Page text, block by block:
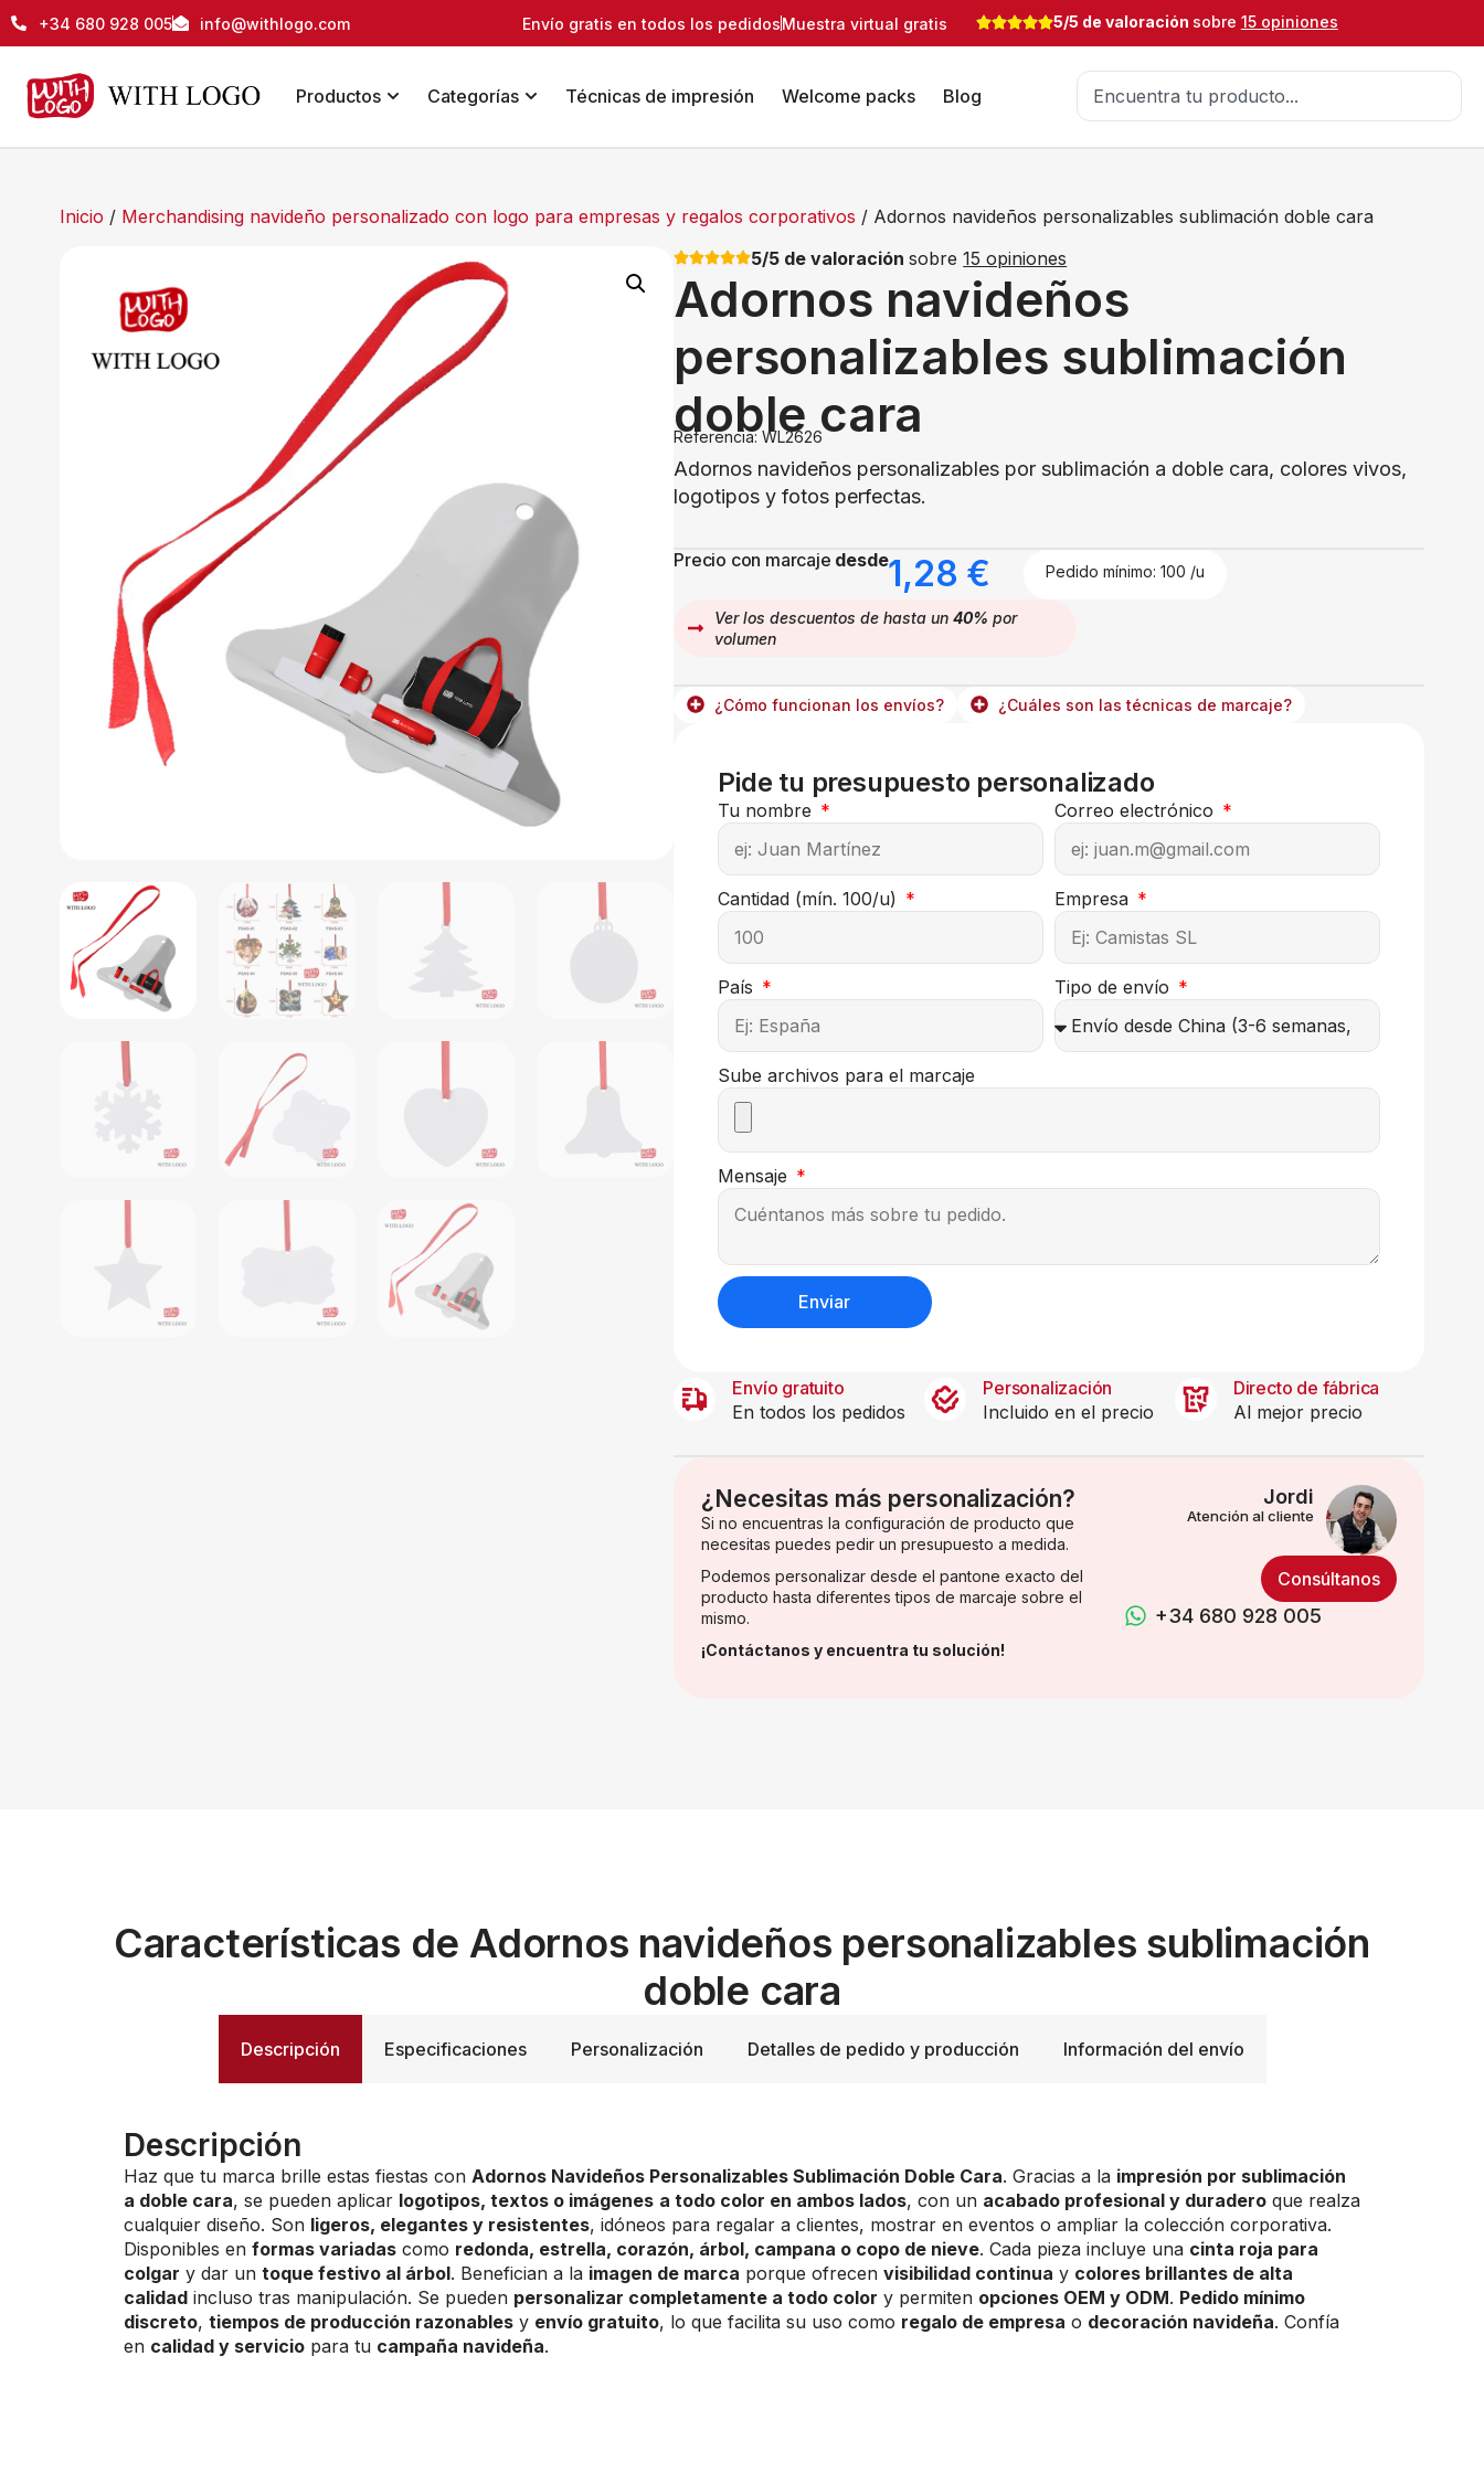
+34 680 928 005 info@withlogo.com Envío gratis en todos los pedidosMuestra virtual gratis 5/5 de valoración sobre 15 opiniones
Productos Categorías Técnicas de impresión Welcome packs Blog
Inicio / Merchandising navideño personalizado con logo para empresas y regalos corporativos / Adornos navideños personalizables sublimación doble cara
5/5 de valoraciónsobre15 opiniones
Adornos navideños
personalizables sublimación
doble cara
Referencia: WL2626
Adornos navideños personalizables por sublimación a doble cara, colores vivos,
logotipos y fotos perfectas.
Precio con marcaje desde1,28 € Pedido mínimo: 100 /u
Ver los descuentos de hasta un40% por
volumen
¿Cómo funcionan los envíos? ¿Cuáles son las técnicas de marcaje?
Pide tu presupuesto personalizado
Tu nombre Correo electrónico
Cantidad (mín. 100/u) Empresa
País Tipo de envío
Sube archivos para el marcaje
Mensaje
Enviar
Envío gratuito
En todos los pedidos
Personalización
Incluido en el precio
Directo de fábrica
Al mejor precio
¿Necesitas más personalización?
Si no encuentras la configuración de producto que
necesitas puedes pedir un presupuesto a medida.
Podemos personalizar desde el pantone exacto del
producto hasta diferentes tipos de marcaje sobre el
mismo.
¡Contáctanos y encuentra tu solución!
Jordi
Atención al cliente
Consúltanos
+34 680 928 005
Características de Adornos navideños personalizables sublimación
doble cara
Descripción Especificaciones Personalización Detalles de pedido y producción Información del envío
Descripción
Haz que tu marca brille estas fiestas con Adornos Navideños Personalizables Sublimación Doble Cara. Gracias a la impresión por sublimación
a doble cara, se pueden aplicar logotipos, textos o imágenes a todo color en ambos lados, con un acabado profesional y duradero que realza
cualquier diseño. Son ligeros, elegantes y resistentes, idóneos para regalar a clientes, mostrar en eventos o ampliar la colección corporativa.
Disponibles en formas variadas como redonda, estrella, corazón, árbol, campana o copo de nieve. Cada pieza incluye una cinta roja para
colgar y dar un toque festivo al árbol. Benefician a la imagen de marca porque ofrecen visibilidad continua y colores brillantes de alta
calidad incluso tras manipulación. Se pueden personalizar completamente a todo color y permiten opciones OEM y ODM. Pedido mínimo
discreto, tiempos de producción razonables y envío gratuito, lo que facilita su uso como regalo de empresa o decoración navideña. Confía
en calidad y servicio para tu campaña navideña.